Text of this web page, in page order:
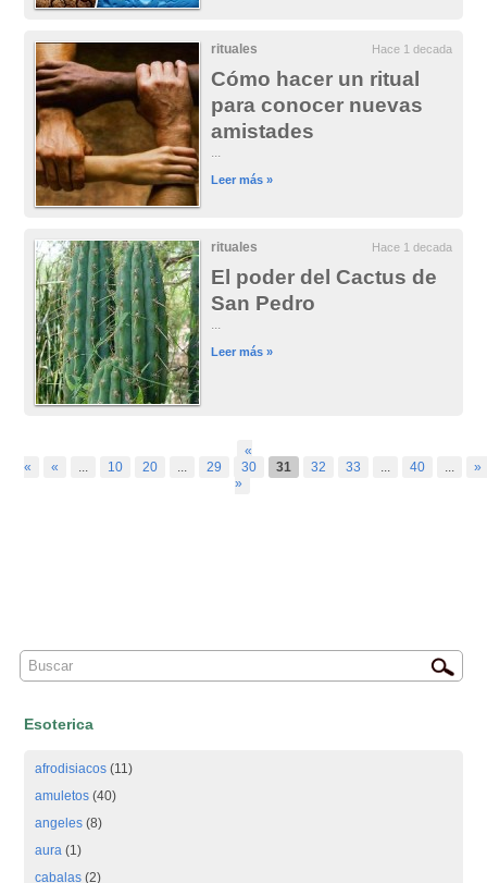
rituales Hace 1 decada
Cómo hacer un ritual
para conocer nuevas
amistades
...
Leer más »
rituales Hace 1 decada
El poder del Cactus de
San Pedro
...
Leer más »
«
«
« ... 10 20 ... 29 30 31 32 33 ... 40 ...
»
»
Esoterica
afrodisiacos (11)
amuletos (40)
angeles (8)
aura (1)
cabalas (2)